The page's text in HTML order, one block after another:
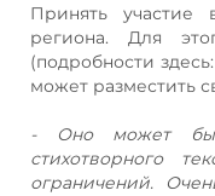
Принять
региона. Для
(подробности здесь:
может разместить
- Оно может
стихотворного
ограничений.